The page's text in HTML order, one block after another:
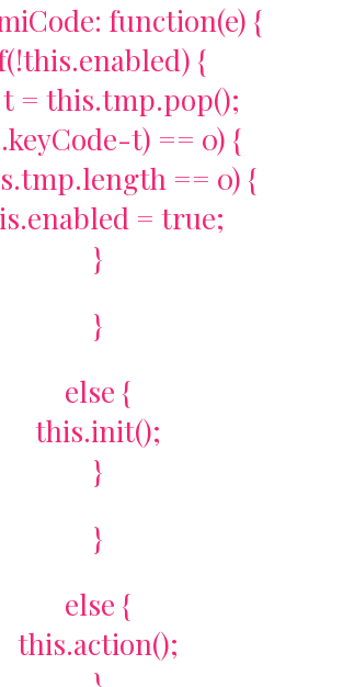
function(e) {
{
= this.tmp.pop();
t) == 0) {
== 0) {
= true;
}
}
else {
this.init();
}
}
else {
this.action();